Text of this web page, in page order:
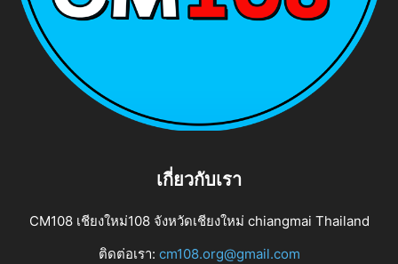
เกี่ยวกับเรา
CM108 เชียงใหม่108 จังหวัดเชียงใหม่ chiangmai Thailand
ติดต่อเรา: cm108.org@gmail.com